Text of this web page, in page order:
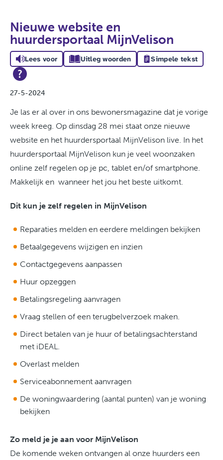
Nieuwe website en
huurdersportaal MijnVelison
Lees voor Uitleg woorden Simpele tekst
27-5-2024
Je las er al over in ons bewonersmagazine dat je vorige
week kreeg. Op dinsdag 28 mei staat onze nieuwe
website en het huurdersportaal MijnVelison live. In het
huurdersportaal MijnVelison kun je veel woonzaken
online zelf regelen op je pc, tablet en/of smartphone.
Makkelijk en wanneer het jou het beste uitkomt.
Dit kun je zelf regelen in MijnVelison
Reparaties melden en eerdere meldingen bekijken
Betaalgegevens wijzigen en inzien
Contactgegevens aanpassen
Huur opzeggen
Betalingsregeling aanvragen
Vraag stellen of een terugbelverzoek maken.
Direct betalen van je huur of betalingsachterstand
met iDEAL.
Overlast melden
Serviceabonnement aanvragen
De woningwaardering (aantal punten) van je woning
bekijken
Zo meld je je aan voor MijnVelison
De komende weken ontvangen al onze huurders een